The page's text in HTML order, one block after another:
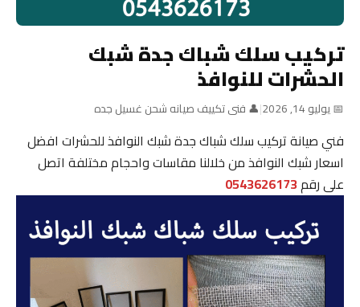
تركيب سلك شباك جدة شبك
الحشرات للنوافذ
📅 يوليو 14, 2026 |👤 فنى تكييف صيانه شحن غسيل جده
فني صيانة تركيب سلك شباك جدة شبك النوافذ للحشرات افضل
اسعار شبك النوافذ من خلالنا مقاسات واحجام مختلفة اتصل
على رقم0543626173